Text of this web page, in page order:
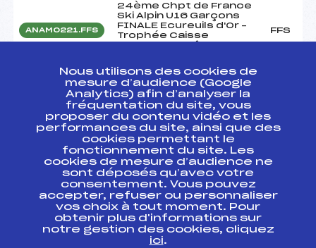
ANAM0221.FFS
24ème Chpt de France
Ski Alpin U16 Garçons
FINALE Ecureuils d'Or –
Trophée Caisse
FFS
ANAM0161.FFS
2ème étape – U16
Ecureuils d'Or – Trophée
Caisse d'Epargne Rhône
Alpes – Kassbohrer
ANAM0164.FFS
2ème étape – U16
Ecureuils d'Or – Trophée
Caisse d'Epargne Rhône
Alpes – Kassbohrer
FFS
ANAM0163.FFS
2ème étape – U16
Ecureuils d'Or – Trophée
Caisse d'Epargne Rhône
Alpes – Kassbohrer
Nous utilisons des cookies de
mesure d’audience (Google
Analytics) afin d’analyser la
fréquentation du site, vous
proposer du contenu vidéo et les
performances du site, ainsi que des
cookies permettant le
fonctionnement du site. Les
cookies de mesure d’audience ne
sont déposés qu’avec votre
consentement. Vous pouvez
accepter, refuser ou personnaliser
vos choix à tout moment. Pour
obtenir plus d'informations sur
notre gestion des cookies, cliquez
ici.